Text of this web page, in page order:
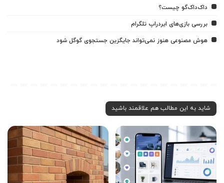
داک‌داک‌گو چیست؟
بررسی بازی‌های ایردراپ تلگرام
هوش مصنوعی هنوز نمی‌تواند جایگزین جستجوی گوگل شود
شاید به این مطالب هم علاقمند باشید